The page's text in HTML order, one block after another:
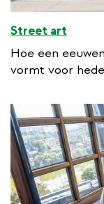
Street art
Hoe een
vormt voor